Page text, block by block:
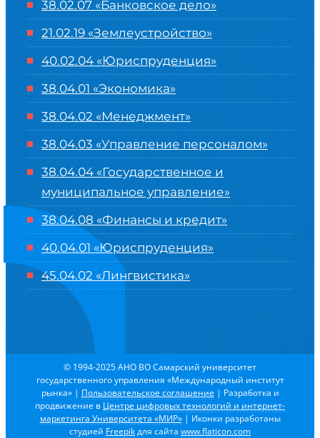
38.02.07 «Банковское дело»
21.02.19 «Землеустройство»
40.02.04 «Юриспруденция»
38.04.01 «Экономика»
38.04.02 «Менеджмент»
38.04.03 «Управление персоналом»
38.04.04 «Государственное и
муниципальное управление»
38.04.08 «Финансы и кредит»
40.04.01 «Юриспруденция»
45.04.02 «Лингвистика»
© 1994-2025 АНО ВО Самарский университет
государственного управления «Международный институт
рынка» | Пользовательское соглашение | Разработка и
продвижение в Центре цифровых технологий и интернет-
маркетинга Университета «МИР»| Иконки разработаны
студией Freepikдля сайта www.flaticon.com